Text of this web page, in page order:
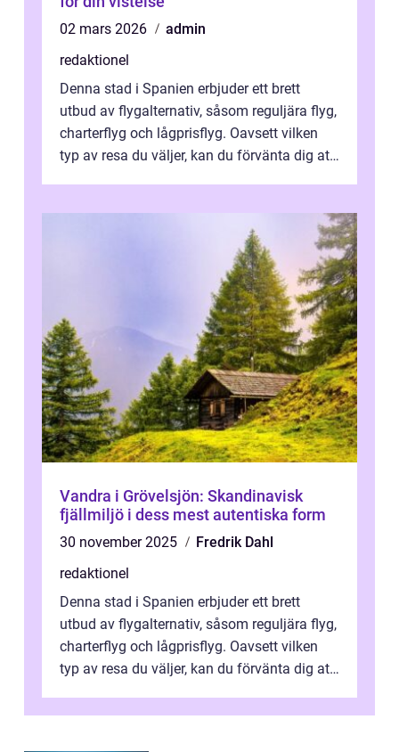
02 mars 2026
admin
redaktionel
Denna stad i Spanien erbjuder ett brett
utbud av flygalternativ, såsom reguljära flyg,
charterflyg och lågprisflyg. Oavsett vilken
typ av resa du väljer, kan du förvänta dig att
Vandra i Grövelsjön: Skandinavisk
fjällmiljö i dess mest autentiska form
30 november 2025
Fredrik Dahl
redaktionel
Denna stad i Spanien erbjuder ett brett
utbud av flygalternativ, såsom reguljära flyg,
charterflyg och lågprisflyg. Oavsett vilken
typ av resa du väljer, kan du förvänta dig att